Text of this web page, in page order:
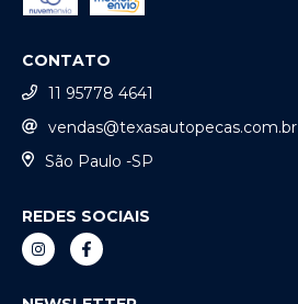
CONTATO
11 95778 4641
vendas@texasautopecas.com.br
São Paulo -SP
REDES SOCIAIS